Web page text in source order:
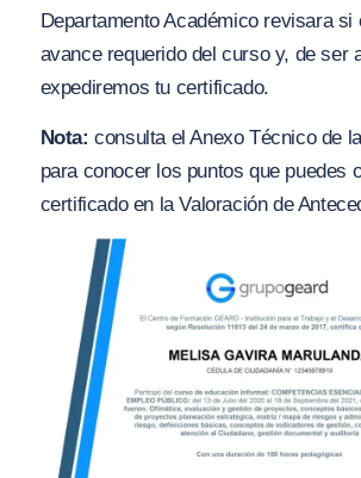
Departamento Académico revisara si
avance requerido del curso y, de ser
expediremos tu certificado.
Nota:consulta el Anexo Técnico de
para conocer los puntos que puedes
certificado en la Valoración de